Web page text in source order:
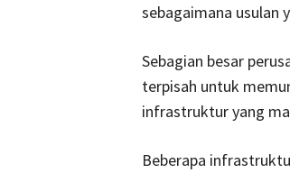
sebagaimana usulan
Sebagian besar
terpisah untuk
infrastruktur yang
Beberapa